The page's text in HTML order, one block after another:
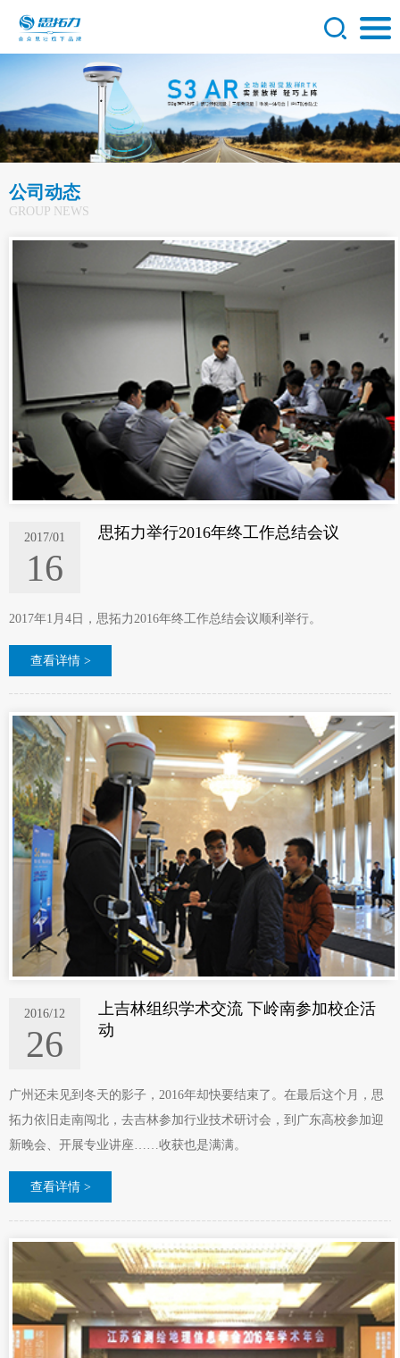
公司动态
GROUP NEWS
2017/01
16
思拓力举行2016年终工作总结会议
2017年1月4日，思拓力2016年终工作总结会议顺利举行。
查看详情 >
2016/12
26
上吉林组织学术交流 下岭南参加校企活
动
广州还未见到冬天的影子，2016年却快要结束了。在最后这个月，思
拓力依旧走南闯北，去吉林参加行业技术研讨会，到广东高校参加迎
新晚会、开展专业讲座……收获也是满满。
查看详情 >